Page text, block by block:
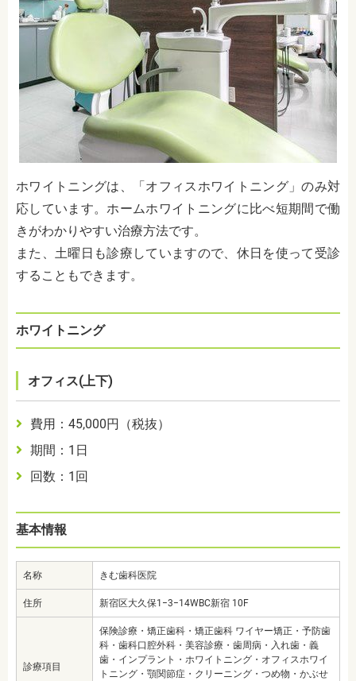
ホワイトニングは、「オフィスホワイトニング」のみ対
応しています。ホームホワイトニングに比べ短期間で働
きがわかりやすい治療方法です。
また、土曜日も診療していますので、休日を使って受診
することもできます。
ホワイトニング
オフィス(上下)
費用： 45,000円（税抜）
期間：1日
回数：1回
基本情報
名称 きむ歯科医院
住所 新宿区大久保1−3−14WBC新宿 10F
診療項目
保険診療・矯正歯科・矯正歯科 ワイヤー矯正・予防歯
科・歯科口腔外科・美容診療・歯周病・入れ歯・義
歯・インプラント・ホワイトニング・オフィスホワイ
トニング・顎関節症・クリーニング・つめ物・かぶせ